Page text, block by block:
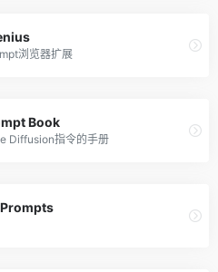
浏览器扩展
Book
Diffusion指令的手册